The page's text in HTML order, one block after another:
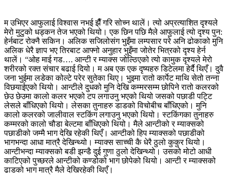
म उभिएर आफुलाई विश्वास नभई झैँ गरि सोच्न थालें। त्यो अप्रत्याशित दृश्यले
मेरो मुटुको धड्कन तेज भएको थियो। एक छिन पछि मैले आफुलाई त्यो दृश्य पुन:
हेर्नबाट रोक्नै सकिन। अलिक सजिलोसंग भुइँमा लम्पसार परे अनि ढोकाको मुनि
अलिक धेरै ज्ञाप भए तिरबाट आफ्नो अनुहार भुइँमा जोतेर भित्रको दृश्य हेर्न
थालें। “ओह माई गड…. आन्टी र म्याक्स जोल्ठिएको त्यो कामुक दृश्यले मेरो
शरीरको रक्त संचार बढाई दियो। म अब एक एक दृष्यहरु डिटेलमा हेर्दै थिएँ। दुवै
जना भुईमा लडेका कोल्टे परेर सुतेका थिए। भुइमा रातो कार्पेट माथि सेतो तन्ना
विछयाईएको थियो। आन्टीले दुधको मुनि देखि कम्मरसम्म छोपिने रातो कलरको
छेउ छेउमा कालो कलर भएको टप लगाउनु भएको थियो जसको पछाडी पट्टि
लेसले बाँधिएको थियो। लेसका तुनाहरु डाडको विचोबीच बाँधिएको। मुनि
कालो कलरको जालीवाल स्टकिंग लगाउनु भएको थियो। स्टकिंगका तुनाहरु
कम्मरको कालो चौडा बेल्टमा बाँधिएको थियो। मैले आन्टीको र म्याक्सको
पछाडीको जम्मै भाग देखि रहेकी थिएँ। आन्टीको हिप म्याक्सको पछाडीको
भागभन्दा आधा मात्रै देखिन्थ्यो। म्याक्स साच्ची कै धेरै ठुलो कुकुर थियो।
आन्टीभन्दा म्याक्सको बडी झन्डै दुई गुणा ठुलो देखिन्थ्यो। उसको मोटो आधी
काटिएको पुच्छरले आन्टीको कण्डोको भाग छोपेको थियो। आन्टी र म्याक्सको
ढाडको भाग मात्रै मैले देखिरहेकी थिएँ।